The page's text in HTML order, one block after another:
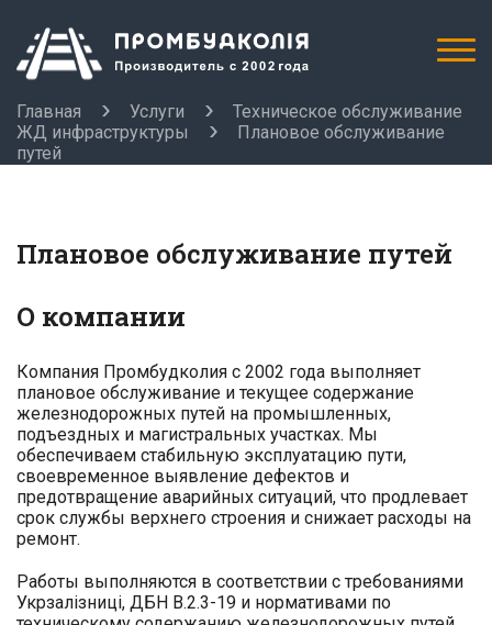
Главная Услуги
Техническое обслуживание
ЖД инфраструктуры
Плановое обслуживание
путей
Плановое обслуживание путей
О компании
Компания Промбудколия с 2002 года выполняет
плановое обслуживание и текущее содержание
железнодорожных путей на промышленных,
подъездных и магистральных участках. Мы
обеспечиваем стабильную эксплуатацию пути,
своевременное выявление дефектов и
предотвращение аварийных ситуаций, что продлевает
срок службы верхнего строения и снижает расходы на
ремонт.
Работы выполняются в соответствии с требованиями
Укрзалізниці, ДБН В.2.3-19 и нормативами по